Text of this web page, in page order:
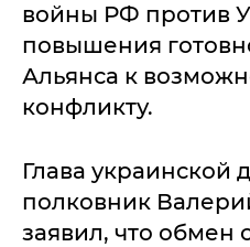
войны РФ против
повышения
Альянса к
конфликту.
Глава украинской
полковник
заявил, что обмен